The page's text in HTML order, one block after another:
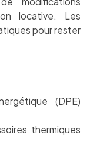
locative. Les
pour rester
(DPE)
thermiques